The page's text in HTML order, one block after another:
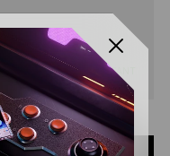
DÉBUTANT